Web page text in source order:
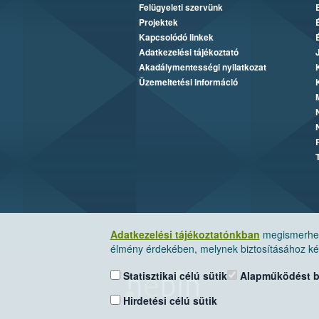
Adatkezelési tájékoztatónkban
élmény érdekében, melynek biztosításához
Statisztikai célú sütik
Hirdetési célú sütik
Alapműködést
Felügyeleti szervünk
Projektek
Kapcsolódó linkek
Adatkezelési tájékoztató
Akadálymentességi nyilatkozat
Üzemeltetési információ